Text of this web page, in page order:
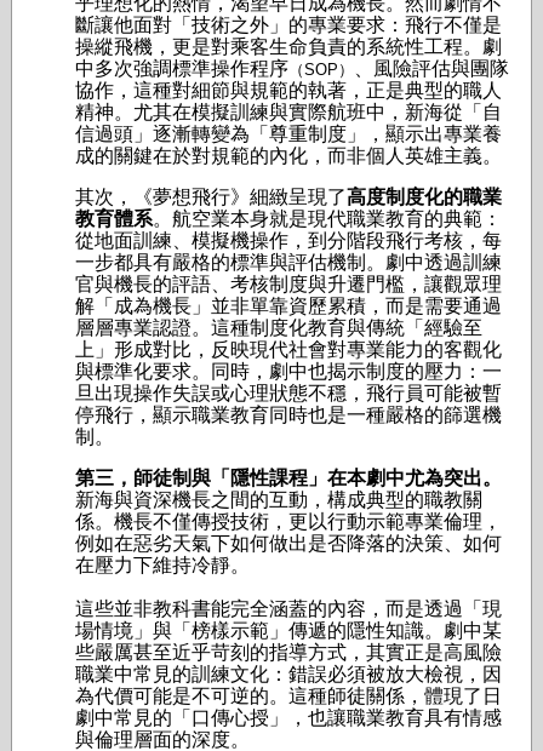
斷讓他面對「技術之外」的專業要求：飛行不僅是
操縱飛機，更是對乘客生命負責的系統性工程。劇
中多次強調標準操作程序 （SOP）
、風險評估與團隊
協作，這種對細節與規範的執著，正是典型的職人
精神。尤其在模擬訓練與實際航班中，新海從「自
信過頭」逐漸轉變為「尊重制度」，顯示出專業養
成的關鍵在於對規範的內化，而非個人英雄主義。
其次，《夢想飛行》細緻呈現了高度制度化的職業
教育體系。航空業本身就是現代職業教育的典範：
從地面訓練、模擬機操作，到分階段飛行考核，每
一步都具有嚴格的標準與評估機制。劇中透過訓練
官與機長的評語、考核制度與升遷門檻，讓觀眾理
解「成為機長」並非單靠資歷累積，而是需要通過
層層專業認證。這種制度化教育與傳統「經驗至
上」形成對比，反映現代社會對專業能力的客觀化
與標準化要求。同時，劇中也揭示制度的壓力：一
旦出現操作失誤或心理狀態不穩，飛行員可能被暫
停飛行，顯示職業教育同時也是一種嚴格的篩選機
制。
第三，師徒制與「隱性課程」在本劇中尤為突出。
新海與資深機長之間的互動，構成典型的職教關
係。機長不僅傳授技術，更以行動示範專業倫理，
例如在惡劣天氣下如何做出是否降落的決策、如何
在壓力下維持冷靜。
這些並非教科書能完全涵蓋的內容，而是透過「現
場情境」與「榜樣示範」傳遞的隱性知識。劇中某
些嚴厲甚至近乎苛刻的指導方式，其實正是高風險
職業中常見的訓練文化：錯誤必須被放大檢視，因
為代價可能是不可逆的。這種師徒關係，體現了日
劇中常見的「口傳心授」，也讓職業教育具有情感
與倫理層面的深度。